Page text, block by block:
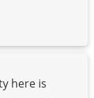
here is